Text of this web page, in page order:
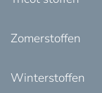
Zomerstoffen
Winterstoffen